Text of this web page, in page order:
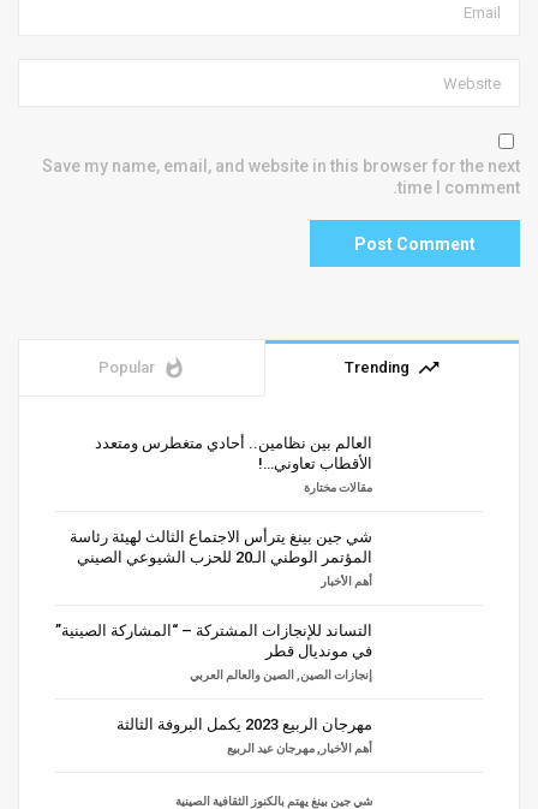
Save my name, email, and website in this browser for the next
time I comment.
trending_up
Trending
whatshot
Popular
العالم بين نظامين.. أحادي متغطرس ومتعدد
الأقطاب تعاوني…!
مقالات مختارة
شي جين بينغ يترأس الاجتماع الثالث لهيئة رئاسة
المؤتمر الوطني الـ20 للحزب الشيوعي الصيني
أهم الأخبار
التساند للإنجازات المشتركة – “المشاركة الصينية”
في مونديال قطر
إنجازات الصين الصين والعالم العربي
مهرجان الربيع 2023 يكمل البروفة الثالثة
أهم الأخبار مهرجان عيد الربيع
شي جين بينغ يهتم بالكنوز الثقافية الصينية